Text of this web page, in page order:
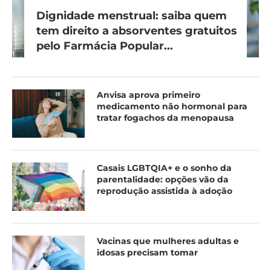
Dignidade menstrual: saiba quem
tem direito a absorventes gratuitos
pelo Farmácia Popular...
Anvisa aprova primeiro
medicamento não hormonal para
tratar fogachos da menopausa
Casais LGBTQIA+ e o sonho da
parentalidade: opções vão da
reprodução assistida à adoção
Vacinas que mulheres adultas e
idosas precisam tomar